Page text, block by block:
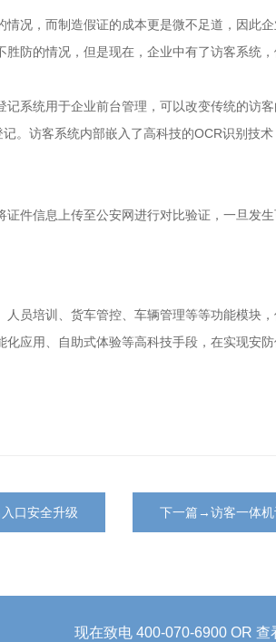
况，而制造假证的成本更是微不足道，因此
防的情况，但是现在，企业中有了访客系统，
系统用于企业前台管理，可以改变传统的访
。访客系统内部嵌入了高科技的OCR识别技
件信息上传至公安网进行对比验证，一旦发
、人员培训、货车管控、车辆管理等等功能模块
应用、自助式体验等高科技手段，在实现安
口安全升级 下一篇→访客一体机
现在致电 400-070-6900 OR